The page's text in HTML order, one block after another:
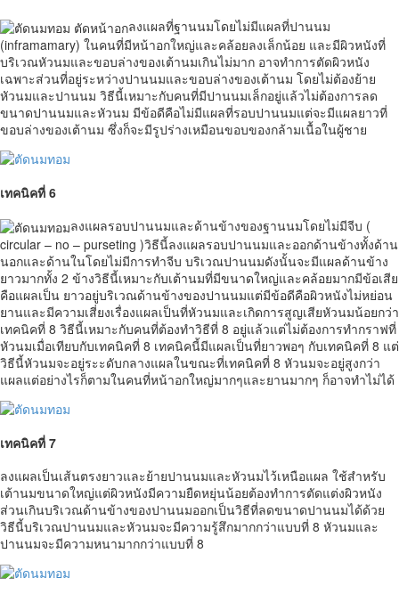
ลงแผลที่ฐานนมโดยไม่มีแผลที่ปานนม
(inframamary) ในคนที่มีหน้าอกใหญ่และคล้อยลงเล็กน้อย และมีผิวหนังที่
บริเวณหัวนมและขอบล่างของเต้านมเกินไม่มาก อาจทำการตัดผิวหนัง
เฉพาะส่วนที่อยู่ระหว่างปานนมและขอบล่างของเต้านม โดยไม่ต้องย้าย
หัวนมและปานนม วิธีนี้เหมาะกับคนที่มีปานนมเล็กอยู่แล้วไม่ต้องการลด
ขนาดปานนมและหัวนม มีข้อดีคือไม่มีแผลที่รอบปานนมแต่จะมีแผลยาวที่
ขอบล่างของเต้านม ซึ่งก็จะมีรูปร่างเหมือนขอบของกล้ามเนื้อในผู้ชาย
เทคนิคที่ 6
ลงแผลรอบปานนมและด้านข้างของฐานนมโดยไม่มีจีบ (
circular – no – purseting )วิธีนี้ลงแผลรอบปานนมและออกด้านข้างทั้งด้าน
นอกและด้านในโดยไม่มีการทำจีบ บริเวณปานนมดังนั้นจะมีแผลด้านข้าง
ยาวมากทั้ง 2 ข้างวิธีนี้เหมาะกับเต้านมที่มีขนาดใหญ่และคล้อยมากมีข้อเสีย
คือแผลเป็น ยาวอยู่บริเวณด้านข้างของปานนมแต่มีข้อดีคือผิวหนังไม่หย่อน
ยานและมีความเสี่ยงเรื่องแผลเป็นที่หัวนมและเกิดการสูญเสียหัวนมน้อยกว่า
เทคนิคที่ 8 วิธีนี้เหมาะกับคนที่ต้องทำวิธีที่ 8 อยู่แล้วแต่ไม่ต้องการทำกราฟที่
หัวนมเมื่อเทียบกับเทคนิคที่ 8 เทคนิคนี้มีแผลเป็นที่ยาวพอๆ กับเทคนิคที่ 8 แต่
วิธีนี้หัวนมจะอยู่ระะดับกลางแผลในขณะที่เทคนิคที่ 8 หัวนมจะอยู่สูงกว่า
แผลแต่อย่างไรก็ตามในคนที่หน้าอกใหญ่มากๆและยานมากๆ ก็อาจทำไม่ได้
เทคนิคที่ 7
ลงแผลเป็นเส้นตรงยาวและย้ายปานนมและหัวนมไว้เหนือแผล ใช้สำหรับ
เต้านมขนาดใหญ่แต่ผิวหนังมีความยืดหยุ่นน้อยต้องทำการตัดแต่งผิวหนัง
ส่วนเกินบริเวณด้านข้างของปานนมออกเป็นวิธีที่ลดขนาดปานนมได้ด้วย
วิธีนี้บริเวณปานนมและหัวนมจะมีความรู้สึกมากกว่าแบบที่ 8 หัวนมและ
ปานนมจะมีความหนามากกว่าแบบที่ 8